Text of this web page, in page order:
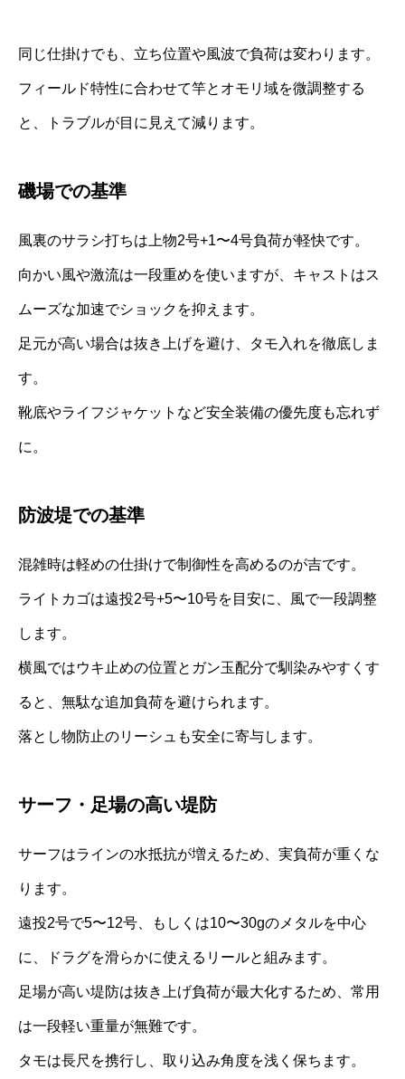
同じ仕掛けでも、立ち位置や風波で負荷は変わります。
フィールド特性に合わせて竿とオモリ域を微調整する
と、トラブルが目に見えて減ります。
磯場での基準
風裏のサラシ打ちは上物2号+1〜4号負荷が軽快です。
向かい風や激流は一段重めを使いますが、キャストはス
ムーズな加速でショックを抑えます。
足元が高い場合は抜き上げを避け、タモ入れを徹底しま
す。
靴底やライフジャケットなど安全装備の優先度も忘れず
に。
防波堤での基準
混雑時は軽めの仕掛けで制御性を高めるのが吉です。
ライトカゴは遠投2号+5〜10号を目安に、風で一段調整
します。
横風ではウキ止めの位置とガン玉配分で馴染みやすくす
ると、無駄な追加負荷を避けられます。
落とし物防止のリーシュも安全に寄与します。
サーフ・足場の高い堤防
サーフはラインの水抵抗が増えるため、実負荷が重くな
ります。
遠投2号で5〜12号、もしくは10〜30gのメタルを中心
に、ドラグを滑らかに使えるリールと組みます。
足場が高い堤防は抜き上げ負荷が最大化するため、常用
は一段軽い重量が無難です。
タモは長尺を携行し、取り込み角度を浅く保ちます。